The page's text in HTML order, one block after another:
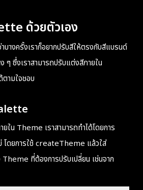
ด้วยตัวเอง
บางครั้งเราก็อยากปรับสีให้ตรงกับสีแบรนด์
ๆ ซึ่งเราสามารถปรับแต่งสีภายใน
ามใจชอบ
ใน Theme เราสามารถทำได้โดยการ
โดยการใช้ createTheme แล้วใส่
ที่ต้องการปรับเปลี่ยน เช่นจาก